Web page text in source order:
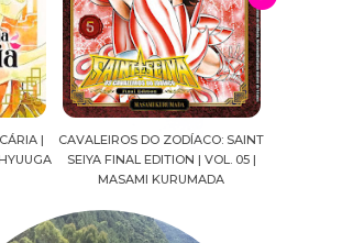
SAINT
05 |
CROWN OF WAR AND SHADOW |
J.R.WARD #RESENHA